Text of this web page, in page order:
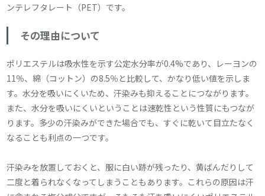
ンテレフタレート（PET）です。
その理由について
ポリエステルは吸水性を示す公定水分率が0.4%であり、レーヨンの
11％、綿（コットン）の8.5％と比較して、かなり低い値を示しま
す。水分を吸いにくいため、汗染みも抑えることにつながります。
また、水分を吸いにくいということは速乾性という性質にもつなが
ります。多少の汗染みができた場合でも、すぐに乾いて目立たなく
なることも利点の一つです。
汗染みを放置しておくと、服に白い跡が残ったり、黄ばんだりして
二度と着られなくなってしまうこともあります。これらの原因は汗